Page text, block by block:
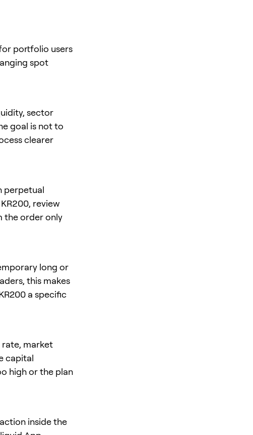
portfolio users
spot
sector
goal is not to
clearer
perpetual
KR200, review
the order only
long or
this makes
a specific
rate, market
capital
high or the plan
inside the